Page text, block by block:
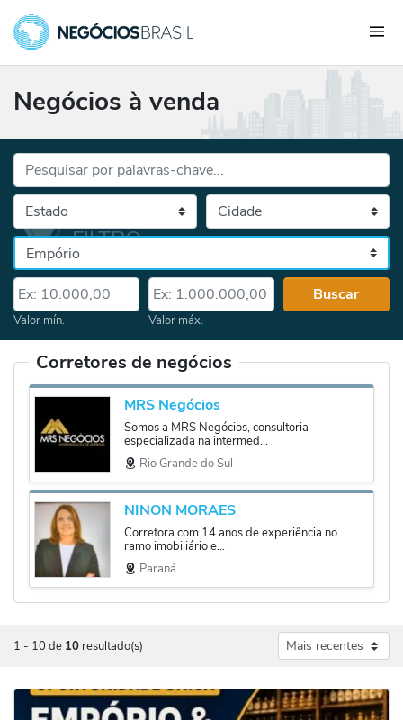
Negócios à venda
Palavras-chave...
Cidade
Selecione o estado, depois a cidade
Categoria
Valor mín.
Valor mín.
Valor máx.
Valor máx.
Buscar
Corretores de negócios
MRS Negócios
Somos a MRS Negócios, consultoria
especializada na intermed...
Rio Grande do Sul
NINON MORAES
Corretora com 14 anos de experiência no
ramo imobiliário e...
Paraná
1 - 10 de 10 resultado(s)